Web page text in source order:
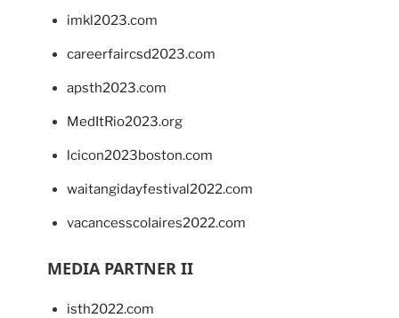
imkl2023.com
careerfaircsd2023.com
apsth2023.com
MedItRio2023.org
lcicon2023boston.com
waitangidayfestival2022.com
vacancesscolaires2022.com
MEDIA PARTNER II
isth2022.com